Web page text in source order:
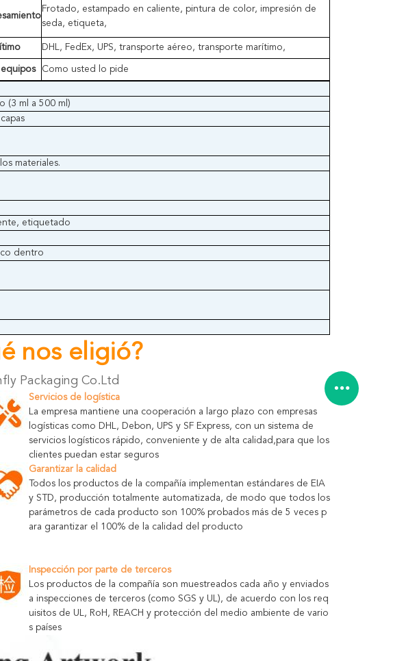
Frotado, estampado en caliente, pintura de color, impresión de
seda, etiqueta,
DHL, FedEx, UPS, transporte aéreo, transporte marítimo,
Como usted lo pide
(3 ml a 500 ml)
materiales.
etiquetado
dentro
nos eligió?
Packaging Co.Ltd
Servicios de logística
La empresa mantiene una cooperación a largo plazo con empresas
logísticas como DHL, Debon, UPS y SF Express, con un sistema de
servicios logísticos rápido, conveniente y de alta calidad,para que los
clientes puedan estar seguros
Garantizar la calidad
Todos los productos de la compañía implementan estándares de EIA
y STD, producción totalmente automatizada, de modo que todos los
parámetros de cada producto son 100% probados más de 5 veces p
ara garantizar el 100% de la calidad del producto
Inspección por parte de terceros
Los productos de la compañía son muestreados cada año y enviados
a inspecciones de terceros (como SGS y UL), de acuerdo con los req
uisitos de UL, RoH, REACH y protección del medio ambiente de vario
s países